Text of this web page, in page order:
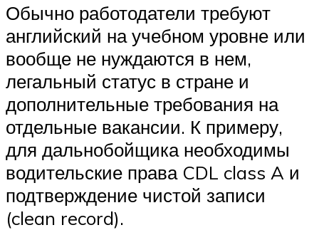
Обычно работодатели требуют
английский на учебном уровне или
вообще не нуждаются в нем,
легальный статус в стране и
дополнительные требования на
отдельные вакансии. К примеру,
для дальнобойщика необходимы
водительские права CDL class A и
подтверждение чистой записи
(clean record).